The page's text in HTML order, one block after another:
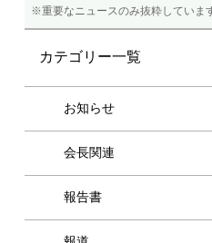
※重要なニュースのみ抜粋していま
カテゴリー一覧
お知らせ
会長関連
報告書